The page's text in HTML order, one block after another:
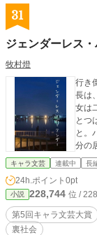
31
ジェンダーレス
牧村燈
行き
長は
女は
とつ
と。
分の
キャラ文芸 連載中 長
24h.ポイント 0pt
小説 228,744 位 /
第5回キャラ文芸大賞
裏社会